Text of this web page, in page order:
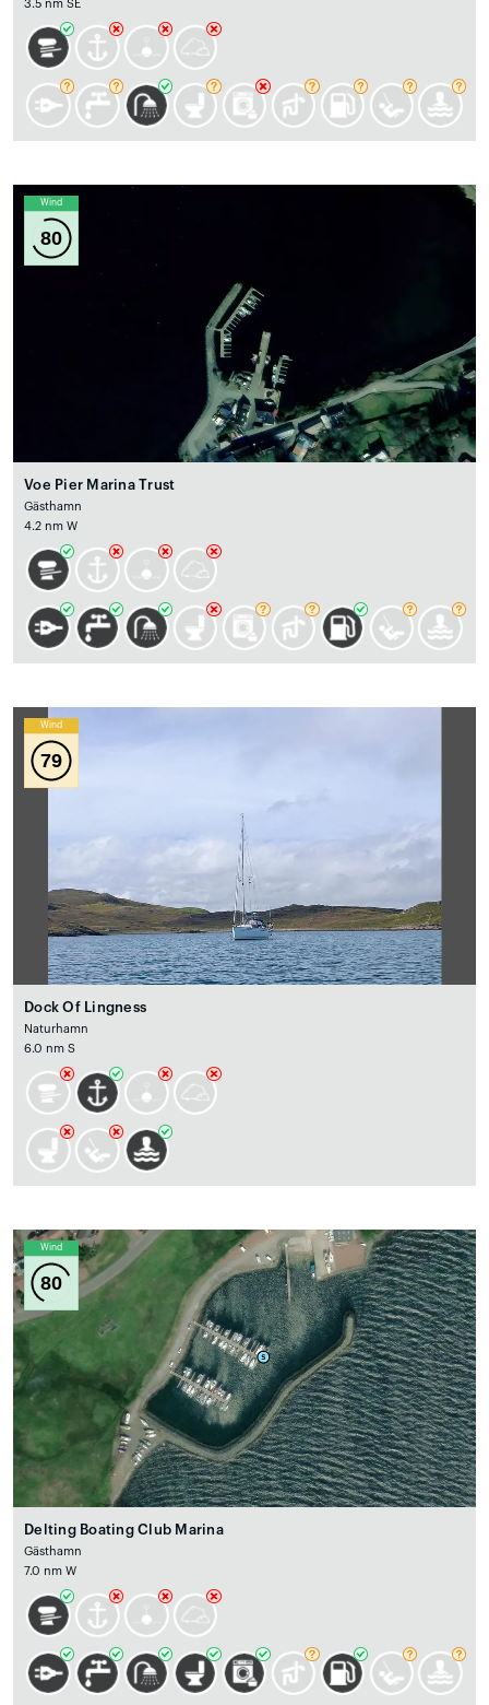
3.5 nm SE
Wind
80
Voe Pier Marina Trust
Gästhamn
4.2 nm W
Wind
79
Dock Of Lingness
Naturhamn
6.0 nm S
Wind
80
Delting Boating Club Marina
Gästhamn
7.0 nm W